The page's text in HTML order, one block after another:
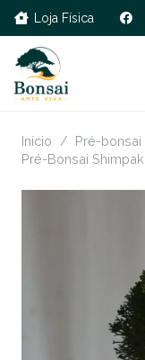
Loja Física
Início / Pré-bonsai
Pré-Bonsai